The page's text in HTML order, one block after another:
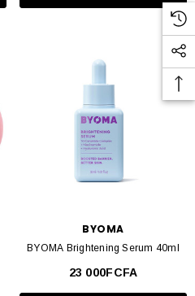
BYOMA
BYOMA Brightening Serum 40ml
23 000FCFA